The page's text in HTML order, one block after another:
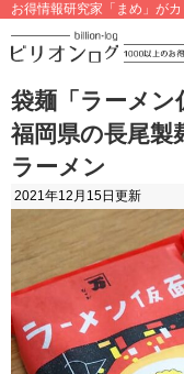
お得情報研究家「まめ」が
袋麺「ラーメン
福岡県の長尾製
ラーメン
2021年12月15日 更新